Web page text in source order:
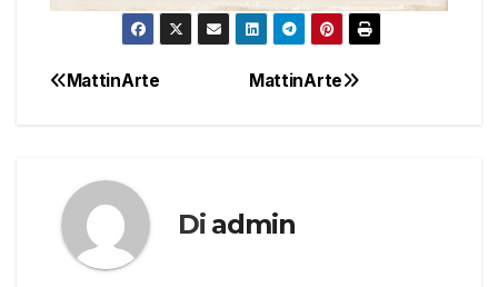
NavigazioneMattinArte
MattinArte
Di admin